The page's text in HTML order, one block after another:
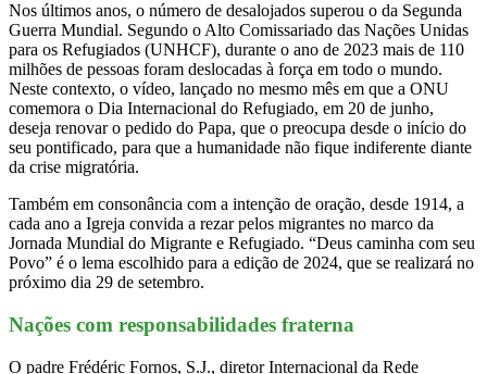
Nos últimos anos, o número de desalojados superou o da Segunda
Guerra Mundial. Segundo o Alto Comissariado das Nações Unidas
para os Refugiados (UNHCF), durante o ano de 2023 mais de 110
milhões de pessoas foram deslocadas à força em todo o mundo.
Neste contexto, o vídeo, lançado no mesmo mês em que a ONU
comemora o Dia Internacional do Refugiado, em 20 de junho,
deseja renovar o pedido do Papa, que o preocupa desde o início do
seu pontificado, para que a humanidade não fique indiferente diante
da crise migratória.
Também em consonância com a intenção de oração, desde 1914, a
cada ano a Igreja convida a rezar pelos migrantes no marco da
Jornada Mundial do Migrante e Refugiado. “Deus caminha com seu
Povo” é o lema escolhido para a edição de 2024, que se realizará no
próximo dia 29 de setembro.
Nações com responsabilidades fraterna
O padre Frédéric Fornos, S.J., diretor Internacional da Rede